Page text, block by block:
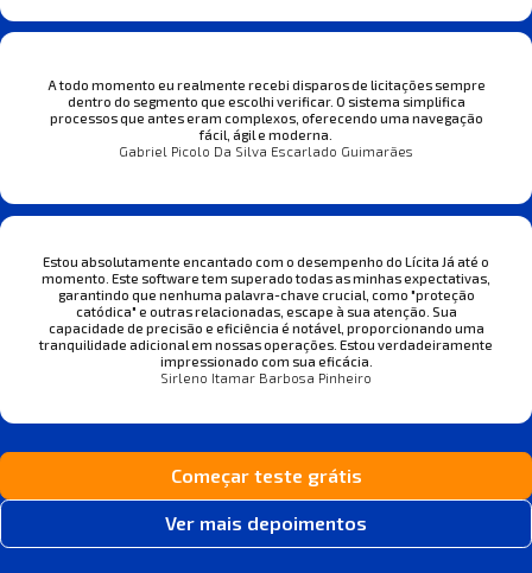
A todo momento eu realmente recebi disparos de licitações sempre
dentro do segmento que escolhi verificar. O sistema simplifica
processos que antes eram complexos, oferecendo uma navegação
fácil, ágil e moderna.
Gabriel Picolo Da Silva Escarlado Guimarães
Estou absolutamente encantado com o desempenho do Lícita Já até o
momento. Este software tem superado todas as minhas expectativas,
garantindo que nenhuma palavra-chave crucial, como "proteção
catódica" e outras relacionadas, escape à sua atenção. Sua
capacidade de precisão e eficiência é notável, proporcionando uma
tranquilidade adicional em nossas operações. Estou verdadeiramente
impressionado com sua eficácia.
Sirleno Itamar Barbosa Pinheiro
Começar teste grátis
Ver mais depoimentos